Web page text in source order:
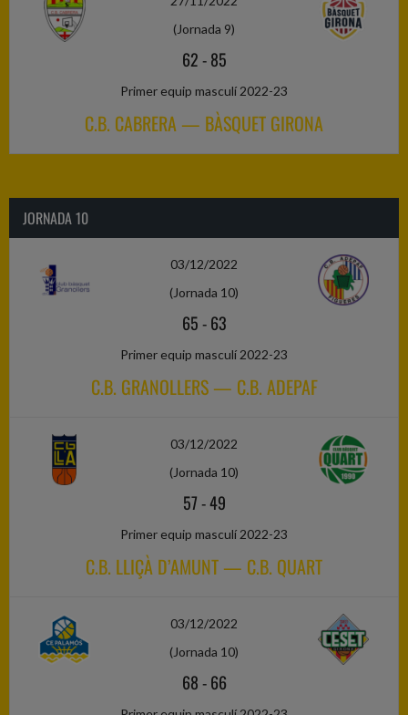
(Jornada 9)
62-85
Primer equip masculí 2022-23
C.B. CABRERA — BÀSQUET GIRONA
JORNADA 10
03/12/2022
(Jornada 10)
65-63
Primer equip masculí 2022-23
C.B. GRANOLLERS — C.B. ADEPAF
03/12/2022
(Jornada 10)
57-49
Primer equip masculí 2022-23
C.B. LLIÇÀ D’AMUNT — C.B. QUART
03/12/2022
(Jornada 10)
68-66